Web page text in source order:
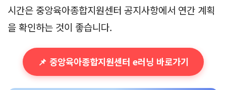
시간은 중앙육아종합지원센터 공지사항에서 연간 계획
을 확인하는 것이 좋습니다.
📌 중앙육아종합지원센터 e러닝 바로가기